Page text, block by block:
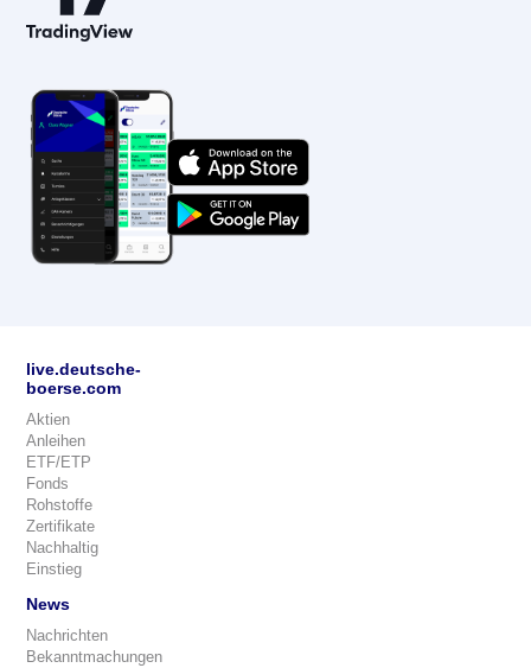
live.deutsche-
boerse.com
Aktien
Anleihen
ETF/ETP
Fonds
Rohstoffe
Zertifikate
Nachhaltig
Einstieg
News
Nachrichten
Bekanntmachungen